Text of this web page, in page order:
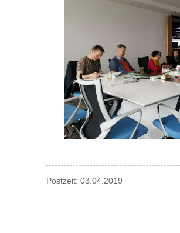
Postzeit: 03.04.2019